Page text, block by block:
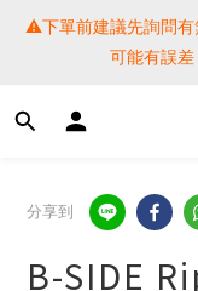
⚠️下單前建議先詢問有
可能有誤差
⚠️下單前建議先詢問有
可能有誤差
SF
提醒各位⚠️下單後寄
如
⚠️下單前建議先詢問有
分享到
B-SIDE